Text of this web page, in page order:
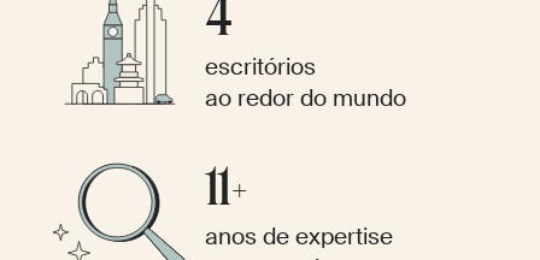
4
escritórios
ao redor do mundo
11+
anos de expertise